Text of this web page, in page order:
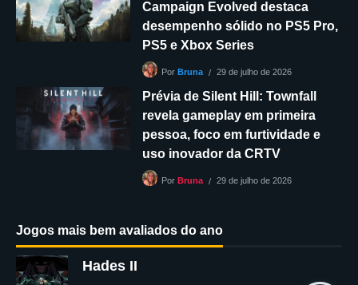
Campaign Evolved destaca
desempenho sólido no PS5 Pro,
PS5 e Xbox Series
Por Bruna 29 de julho de 2026
Prévia de Silent Hill: Townfall
revela gameplay em primeira
pessoa, foco em furtividade e
uso inovador da CRTV
Por Bruna 29 de julho de 2026
Jogos mais bem avaliados do ano
Hades II